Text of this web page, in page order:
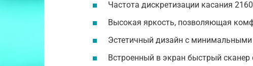
Частота дискретизации касания
Высокая яркость, позволяющая
Эстетичный дизайн с
Встроенный в экран быстрый сканер